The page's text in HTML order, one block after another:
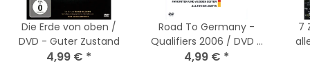
Die Erde von oben /
DVD - Guter Zustand
4,99 € *
Road To Germany -
Qualifiers 2006 / DVD -
Top Zustand
4,99 € *
7